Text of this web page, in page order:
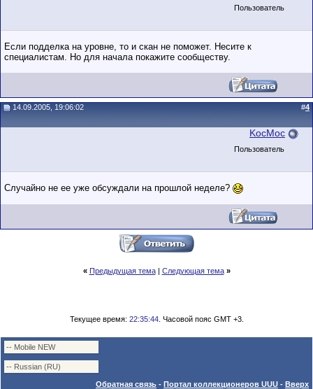
Пользователь
Если подделка на уровне, то и скан не поможет. Несите к
специалистам. Но для начала покажите сообществу.
14.09.2005, 19:06:02 #4
KocMoc
Пользователь
Случайно не ее уже обсуждали на прошлой неделе?
« Предыдущая тема| Следующая тема »
Текущее время: 22:35:44. Часовой пояс GMT +3.
Обратная связь - Портал коллекционеров UUU - Вверх